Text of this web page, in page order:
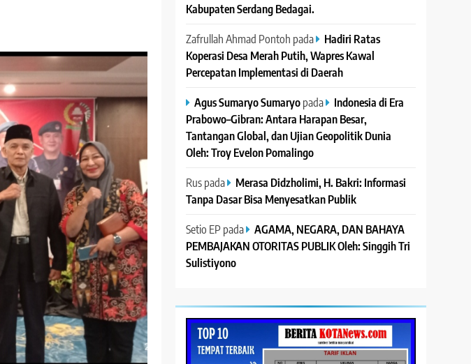
Kabupaten Serdang Bedagai. ‎ ‎
Zafrullah Ahmad Pontoh pada
Hadiri Ratas
Koperasi Desa Merah Putih, Wapres Kawal
Percepatan Implementasi di Daerah
Agus Sumaryo Sumaryopada
Indonesia di Era
Prabowo–Gibran: Antara Harapan Besar,
Tantangan Global, dan Ujian Geopolitik Dunia
Oleh: Troy Evelon Pomalingo
Ruspada
Merasa Didzholimi, H. Bakri: Informasi
Tanpa Dasar Bisa Menyesatkan Publik
Setio EP pada AGAMA, NEGARA, DAN BAHAYA
PEMBAJAKAN OTORITAS PUBLIK Oleh: Singgih Tri
Sulistiyono